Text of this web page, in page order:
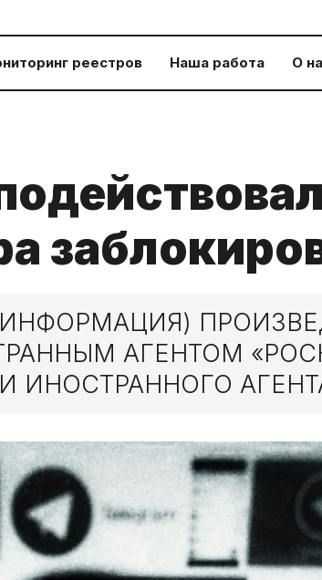
реестров Наша работа О
АГЕНТОМ
ИНОСТРАННОГО